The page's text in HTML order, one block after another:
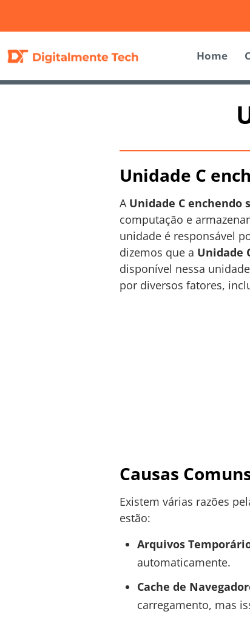
Home
Unidade C
A Unidade C enchendo
computação e
unidade é responsável
dizemos que a Unidade
disponível nessa
por diversos fatores,
Causas
Existem várias razões
estão:
Arquivos
automaticamente.
Cache de
carregamento, mas